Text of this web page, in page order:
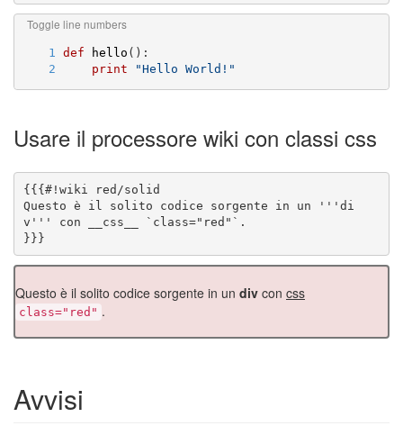
Toggle line numbers
   1
def hello ():
   2
print "Hello World! "
Usare il processore wiki con classi css
Questo è il solito codice sorgente in un '''di
}}}
Questo è il solito codice sorgente in un div con css
class="red" .
Avvisi